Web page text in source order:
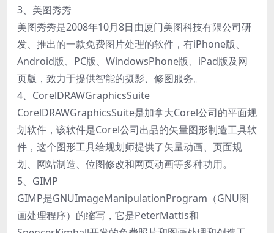
3、美图秀秀
美图秀秀是2008年10月8日由厦门美图科技有限公司研
发、推出的一款免费图片处理的软件，有iPhone版、
Android版、PC版、WindowsPhone版、iPad版及网
页版，致力于提供智能的摄影、修图服务。
4、CorelDRAWGraphicsSuite
CorelDRAWGraphicsSuite是加拿大Corel公司的平面规
划软件，该软件是Corel公司出品的矢量图形制造工具软
件，这个图形工具给规划师提供了矢量动画、页面规
划、网站制造、位图修改和网页动画等多种功用。
5、GIMP
GIMP是GNUImageManipulationProgram（GNU图
画处理程序）的缩写，它是PeterMattis和